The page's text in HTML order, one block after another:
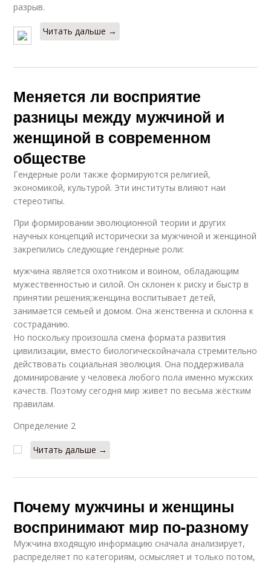
разрыв.
Читать дальше →
Меняется ли восприятие
разницы между мужчиной и
женщиной в современном
обществе
Гендерные роли также формируются религией,
экономикой, культурой. Эти институты влияют наи
стереотипы.
При формировании эволюционной теории и других
научных концепций исторически за мужчиной и женщиной
закрепились следующие гендерные роли:
мужчина является охотником и воином, обладающим
мужественностью и силой. Он склонен к риску и быстр в
принятии решения;женщина воспитывает детей,
занимается семьей и домом. Она женственна и склонна к
состраданию.
Но поскольку произошла смена формата развития
цивилизации, вместо биологическойначала стремительно
действовать социальная эволюция. Она поддерживала
доминирование у человека любого пола именно мужских
качеств. Поэтому сегодня мир живет по весьма жёстким
правилам.
Определение 2
Читать дальше →
Почему мужчины и женщины
воспринимают мир по-разному
Мужчина входящую информацию сначала анализирует,
распределяет по категориям, осмысляет и только потом,